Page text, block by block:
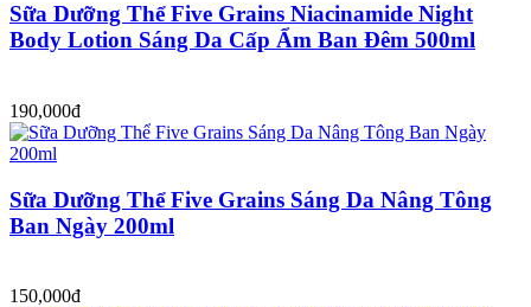
Sữa Dưỡng Thể Five Grains Niacinamide Night
Body Lotion Sáng Da Cấp Ẩm Ban Đêm 500ml
190,000đ
Sữa Dưỡng Thể Five Grains Sáng Da Nâng Tông
Ban Ngày 200ml
150,000đ